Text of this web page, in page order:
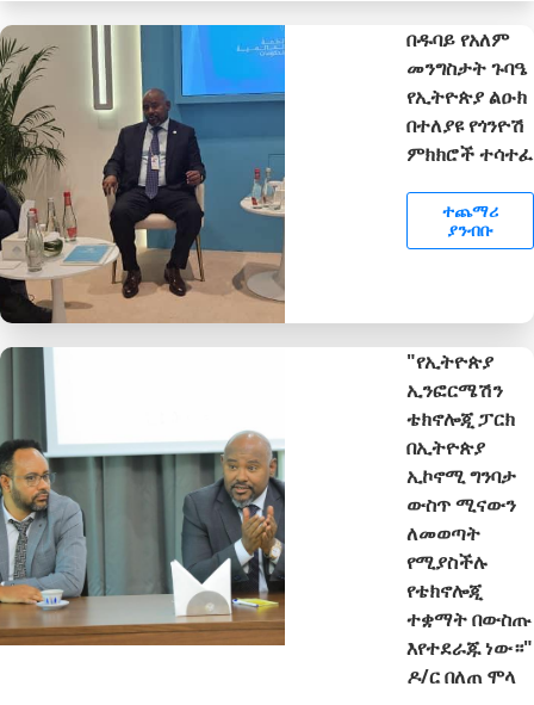
በዱባይ የአለም
መንግስታት ጉባዔ
የኢትዮጵያ ልዑክ
በተለያዩ የጎንዮሽ
ምክክሮች ተሳተፈ
ተጨማሪ
ያንብቡ
"የኢትዮጵያ
ኢንፎርሜሽን
ቴክኖሎጂ ፓርክ
በኢትዮጵያ
ኢኮኖሚ ግንባታ
ውስጥ ሚናውን
ለመወጣት
የሚያስችሉ
የቴክኖሎጂ
ተቋማት በውስጡ
እየተደራጁ ነው።"
ዶ/ር በለጠ ሞላ